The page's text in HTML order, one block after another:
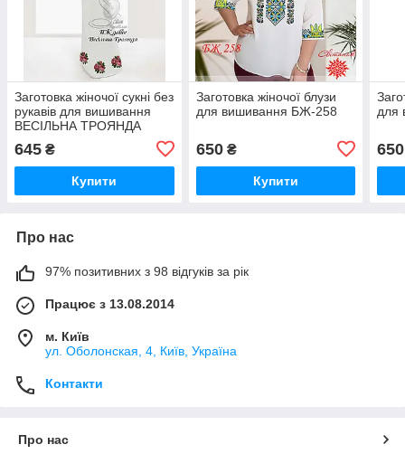
Заготовка жіночої сукні без
рукавів для вишивання
ВЕСІЛЬНА ТРОЯНДА
645 ₴
Купити
Заготовка жіночої блузи
для вишивання БЖ-258
650₴
Купити
для
650
Про нас
97% позитивних з 98 відгуків за рік
Працює з 13.08.2014
м. Київ
ул. Оболонская, 4, Київ, Україна
Контакти
Про нас